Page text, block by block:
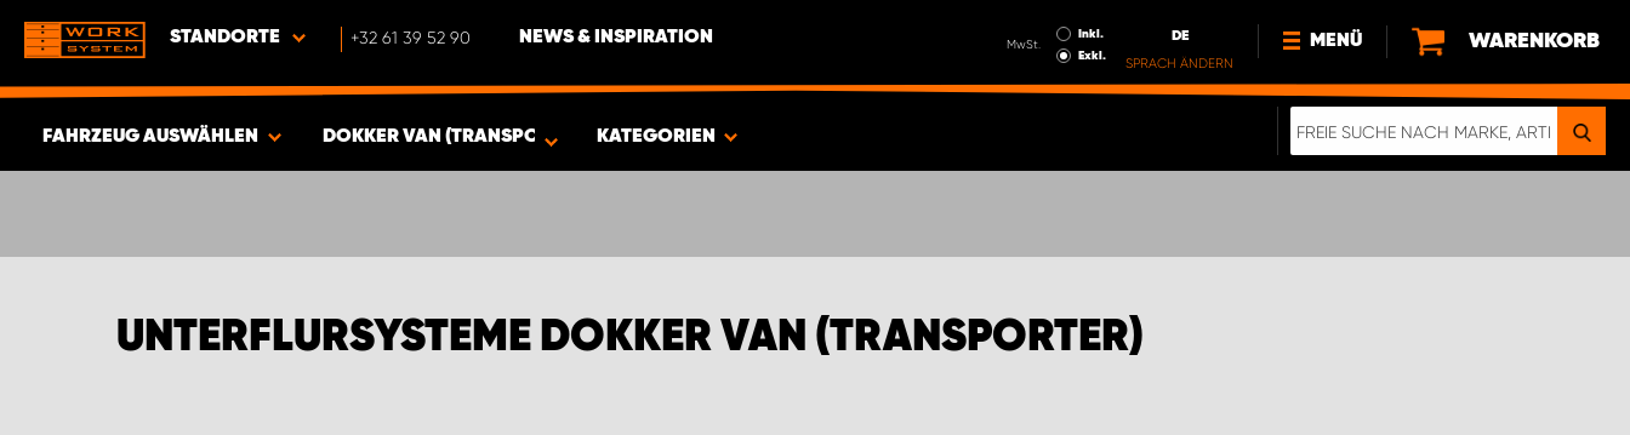
STANDORTE +32 61 39 52 90 NEWS & INSPIRATION MwSt.
Inkl.
Exkl.
DE
SPRACH ÄNDERN
MENÜ
NEWS
WARENKORB
FAHRZEUG AUSWÄHLEN
ARTIKEL
DOKKER VAN (TRANSPORTER) KATEGORIEN
UNTERFLURSYSTEME DOKKER VAN (TRANSPORTER)